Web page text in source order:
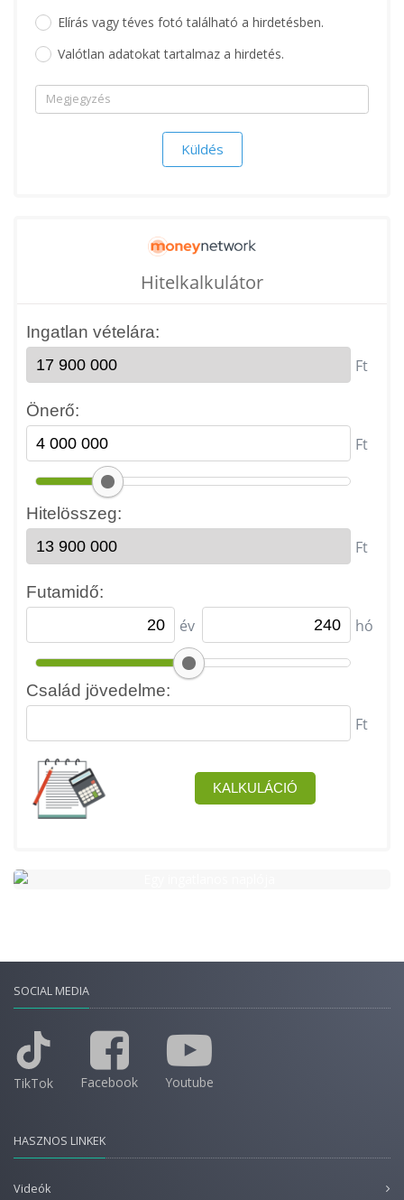
Elírás vagy téves fotó található a hirdetésben.
Valótlan adatokat tartalmaz a hirdetés.
SOCIAL MEDIA
TikTok Facebook Youtube
HASZNOS LINKEK
Videók